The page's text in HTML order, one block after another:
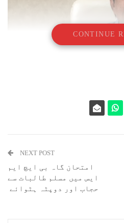
CONTINUE
NEXT POST
امتحان گاہ بی ایچ ایم
ایس میں مسلم طالبات سے
حجاب اور دوپٹہ ہٹوائے